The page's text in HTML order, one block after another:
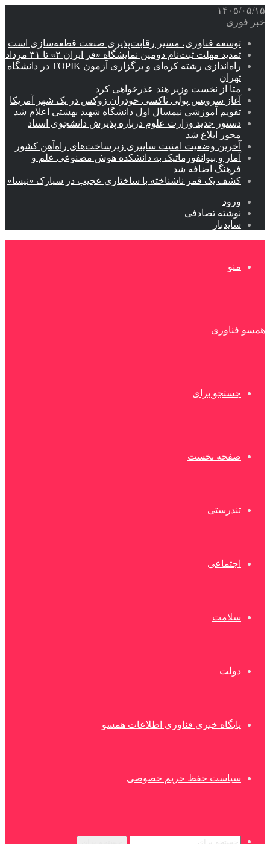
۱۴۰۵/۰۵/۱۵
خبر فوری
توسعه فناوری، مسیر رقابت‌پذیری صنعت قطعه‌سازی است
تمدید مهلت ثبت‌نام دومین نمایشگاه «فر ایران ۲» تا ۳۱ مرداد
راه‌اندازی رشته کره‌ای و برگزاری آزمون TOPIK در دانشگاه
تهران
متا از نخست وزیر هند عذرخواهی کرد
آغاز سرویس پولی تاکسی خودران زوکس در یک شهر آمریکا
تقویم آموزشی نیمسال اول دانشگاه شهید بهشتی اعلام شد
دستور جدید وزارت علوم درباره پذیرش دانشجوی استاد
محور ابلاغ شد
آخرین وضعیت امنیت سایبری زیرساخت‌های راه‌آهن کشور
آمار و بیوانفورماتیک به دانشکده هوش مصنوعی علم و
فرهنگ اضافه شد
کشف یک قمر ناشناخته با ساختاری عجیب در سیارک «نیسا»
ورود
نوشته تصادفی
سایدبار
منو
همسو فناوری
جستجو برای
صفحه نخست
تندرستی
اجتماعی
سلامت
دولت
پایگاه خبری فناوری اطلاعات همسو
سیاست حفظ حریم خصوصی